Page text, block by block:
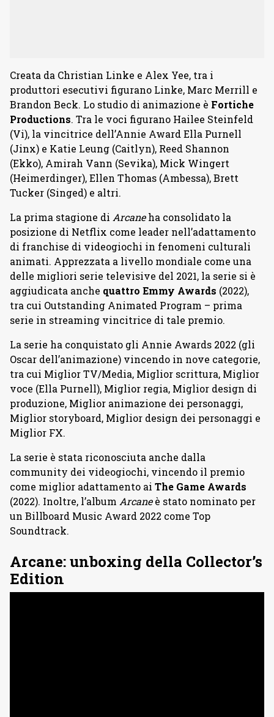
Creata da Christian Linke e Alex Yee, tra i
produttori esecutivi figurano Linke, Marc Merrill e
Brandon Beck. Lo studio di animazione è Fortiche
Productions. Tra le voci figurano Hailee Steinfeld
(Vi), la vincitrice dell’Annie Award Ella Purnell
(Jinx) e Katie Leung (Caitlyn), Reed Shannon
(Ekko), Amirah Vann (Sevika), Mick Wingert
(Heimerdinger), Ellen Thomas (Ambessa), Brett
Tucker (Singed) e altri.
La prima stagione di Arcaneha consolidato la
posizione di Netflix come leader nell’adattamento
di franchise di videogiochi in fenomeni culturali
animati. Apprezzata a livello mondiale come una
delle migliori serie televisive del 2021, la serie si è
aggiudicata anche quattro Emmy Awards (2022),
tra cui Outstanding Animated Program – prima
serie in streaming vincitrice di tale premio.
La serie ha conquistato gli Annie Awards 2022 (gli
Oscar dell’animazione) vincendo in nove categorie,
tra cui Miglior TV/Media, Miglior scrittura, Miglior
voce (Ella Purnell), Miglior regia, Miglior design di
produzione, Miglior animazione dei personaggi,
Miglior storyboard, Miglior design dei personaggi e
Miglior FX.
La serie è stata riconosciuta anche dalla
community dei videogiochi, vincendo il premio
come miglior adattamento ai The Game Awards
(2022). Inoltre, l’album Arcaneè stato nominato per
un Billboard Music Award 2022 come Top
Soundtrack.
Arcane: unboxing della Collector’s
Edition